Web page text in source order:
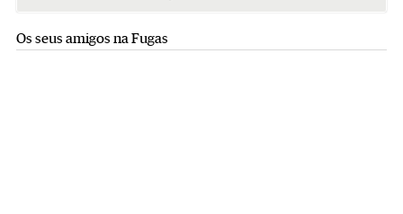
Os seus amigos na Fugas